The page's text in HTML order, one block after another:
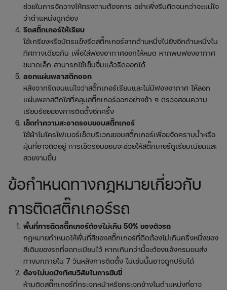
ช่วยในการจัดวางให้ตรงตามต้องการ อย่าเพิ่งรีบติดจนกว่าจะแน่ใจ
ว่าตำแหน่งถูกต้อง
รีดสติ๊กเกอร์ให้เรียบ
ใช้เกรียงหรือบัตรแข็งรีดสติ๊กเกอร์จากด้านหนึ่งไปยังอีกด้านหนึ่งใน
ทิศทางเดียวกัน เพื่อไล่ฟองอากาศออกให้หมด หากพบฟองอากาศ
ขนาดเล็ก สามารถใช้เข็มจิ้มแล้วรีดออกได้
ลอกแผ่นพลาสติกออก
หลังจากรีดจนแน่ใจว่าสติ๊กเกอร์เรียบและไม่มีฟองอากาศ ให้ลอก
แผ่นพลาสติกใสที่คลุมสติ๊กเกอร์ออกอย่างช้า ๆ ตรวจสอบความ
เรียบร้อยของการติดตั้งอีกครั้ง
เช็ดทำความสะอาดรอบขอบสติ๊กเกอร์
ใช้ผ้าไมโครไฟเบอร์เช็ดบริเวณขอบสติ๊กเกอร์เพื่อขจัดคราบน้ำหรือ
ฝุ่นที่อาจติดอยู่ การเช็ดรอบขอบจะช่วยให้สติ๊กเกอร์ดูเรียบเนียนและ
สวยงามขึ้น
ข้อกำหนดทางกฎหมายเกี่ยวกับ
การติดสติ๊กเกอร์รถ
พื้นที่การติดสติ๊กเกอร์ต้องไม่เกิน 50% ของตัวรถ
กฎหมายกำหนดให้พื้นที่สีของสติ๊กเกอร์ที่ติดต้องไม่เกินครึ่งหนึ่งของ
สีเดิมของรถที่จดทะเบียนไว้ หากเกินกว่านี้จะต้องแจ้งกรมขนส่ง
ทางบกภายใน 7 วันหลังการติดตั้ง ไม่เช่นนั้นอาจถูกปรับได้
ต้องไม่บดบังทัศนวิสัยในการขับขี่
ห้ามติดสติ๊กเกอร์ที่กระจกหน้าหรือกระจกข้างในตำแหน่งที่อาจ